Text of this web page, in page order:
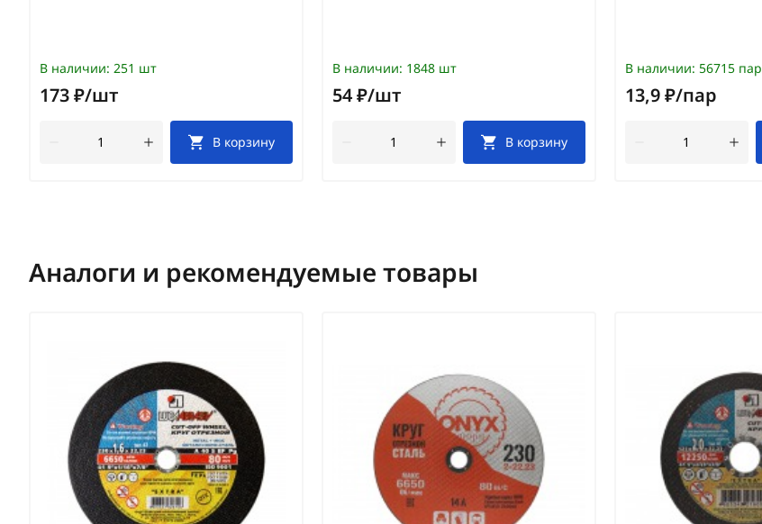
В наличии: 251 шт
173 ₽/шт
В корзину
В наличии: 1848 шт
54 ₽/шт
В корзину
В наличии: 56715 пар
13,9 ₽/пар
Аналоги и рекомендуемые товары